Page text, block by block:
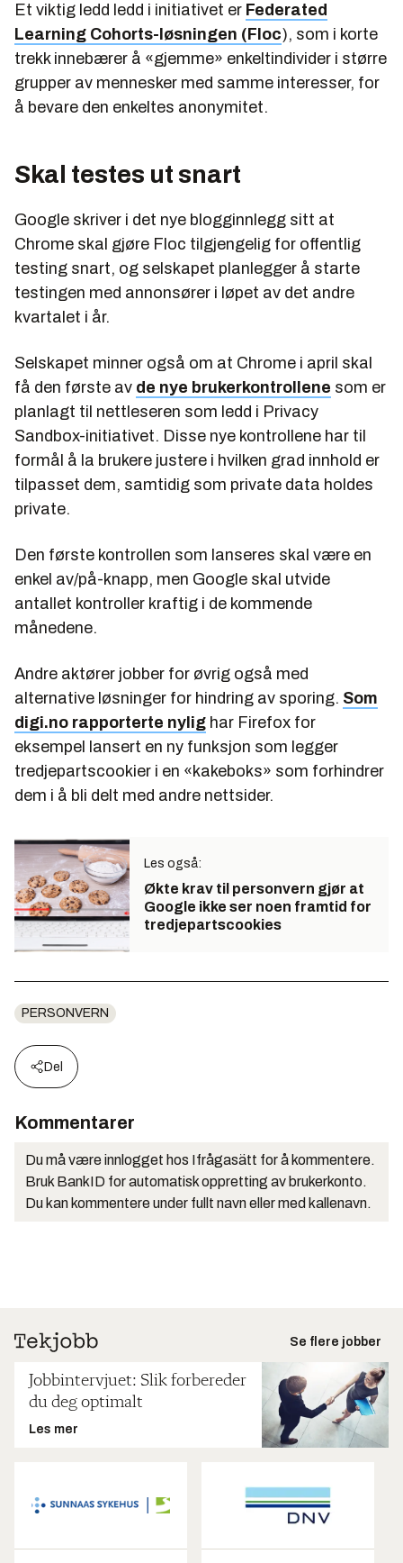
Et viktig ledd ledd i initiativet er Federated
Learning Cohorts-løsningen (Floc), som i korte
trekk innebærer å «gjemme» enkeltindivider i større
grupper av mennesker med samme interesser, for
å bevare den enkeltes anonymitet.
Skal testes ut snart
Google skriver i det nye blogginnlegg sitt at
Chrome skal gjøre Floc tilgjengelig for offentlig
testing snart, og selskapet planlegger å starte
testingen med annonsører i løpet av det andre
kvartalet i år.
Selskapet minner også om at Chrome i april skal
få den første av de nye brukerkontrollene som er
planlagt til nettleseren som ledd i Privacy
Sandbox-initiativet. Disse nye kontrollene har til
formål å la brukere justere i hvilken grad innhold er
tilpasset dem, samtidig som private data holdes
private.
Den første kontrollen som lanseres skal være en
enkel av/på-knapp, men Google skal utvide
antallet kontroller kraftig i de kommende
månedene.
Andre aktører jobber for øvrig også med
alternative løsninger for hindring av sporing. Som
digi.no rapporterte nylig har Firefox for
eksempel lansert en ny funksjon som legger
tredjepartscookier i en «kakeboks» som forhindrer
dem i å bli delt med andre nettsider.
Les også:
Økte krav til personvern gjør at
Google ikke ser noen framtid for
tredjepartscookies
PERSONVERN
Del
Kommentarer
Du må være innlogget hos Ifrågasätt for å kommentere.
Bruk BankID for automatisk oppretting av brukerkonto.
Du kan kommentere under fullt navn eller med kallenavn.
Se flere jobber
Jobbintervjuet: Slik forbereder
du deg optimalt
Les mer